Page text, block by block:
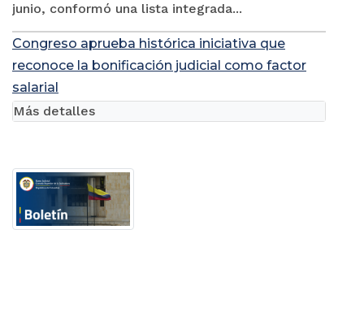
junio, conformó una lista integrada...
Congreso aprueba histórica iniciativa que
reconoce la bonificación judicial como factor
salarial
Más detalles